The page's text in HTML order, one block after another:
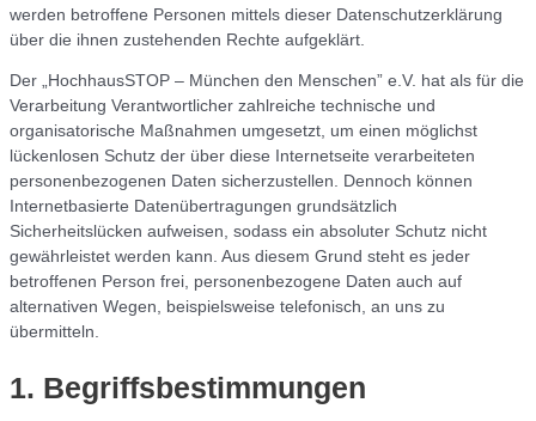
werden betroffene Personen mittels dieser Datenschutzerklärung
über die ihnen zustehenden Rechte aufgeklärt.
Der „HochhausSTOP – München den Menschen” e.V. hat als für die
Verarbeitung Verantwortlicher zahlreiche technische und
organisatorische Maßnahmen umgesetzt, um einen möglichst
lückenlosen Schutz der über diese Internetseite verarbeiteten
personenbezogenen Daten sicherzustellen. Dennoch können
Internetbasierte Datenübertragungen grundsätzlich
Sicherheitslücken aufweisen, sodass ein absoluter Schutz nicht
gewährleistet werden kann. Aus diesem Grund steht es jeder
betroffenen Person frei, personenbezogene Daten auch auf
alternativen Wegen, beispielsweise telefonisch, an uns zu
übermitteln.
1. Begriffsbestimmungen